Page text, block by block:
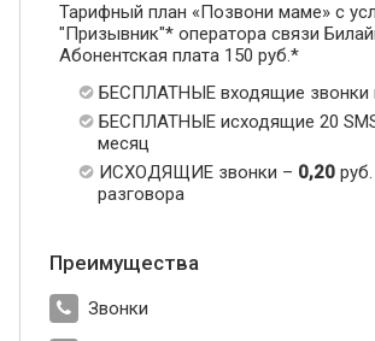
Тарифный план «Позвони маме» с
"Призывник"* оператора связи
Абонентская плата 150 руб.*
БЕСПЛАТНЫЕ входящие звонки
БЕСПЛАТНЫЕ исходящие 20
месяц
ИСХОДЯЩИЕ звонки – 0,20
разговора
Преимущества
Звонки